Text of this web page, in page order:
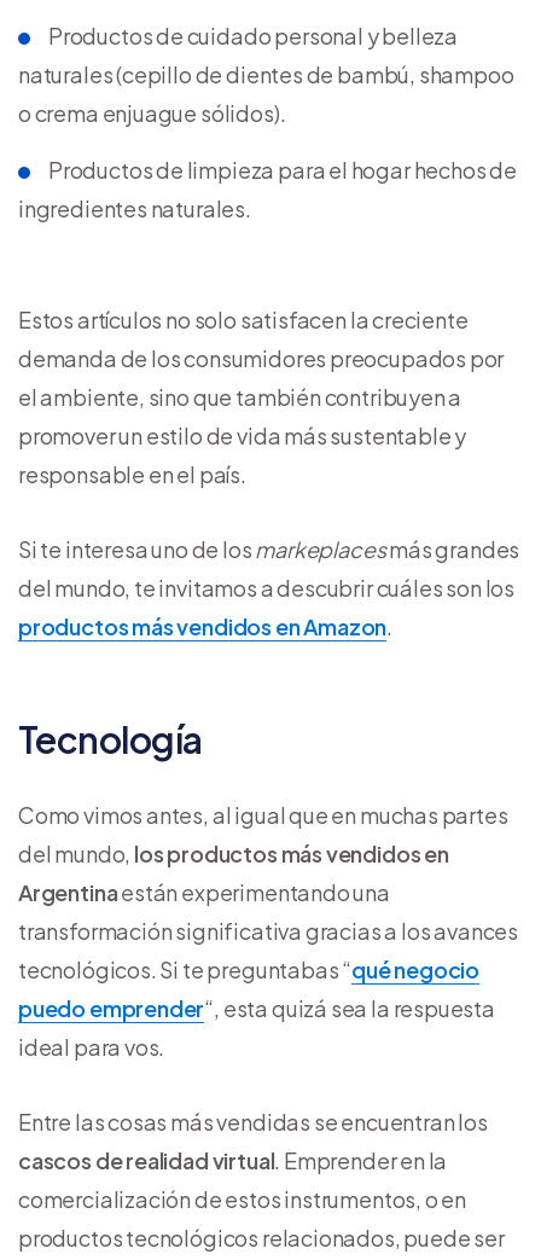
Productos de cuidado personal y belleza
naturales (cepillo de dientes de bambú, shampoo
o crema enjuague sólidos).
Productos de limpieza para el hogar hechos de
ingredientes naturales.
Estos artículos no solo satisfacen la creciente
demanda de los consumidores preocupados por
el ambiente, sino que también contribuyen a
promover un estilo de vida más sustentable y
responsable en el país.
Si te interesa uno de losmarkeplacesmás grandes
del mundo, te invitamos a descubrir cuáles son los
productos más vendidos en Amazon.
Tecnología
Como vimos antes, al igual que en muchas partes
del mundo, los productos más vendidos en
Argentinaestán experimentando una
transformación significativa gracias a los avances
tecnológicos. Si te preguntabas “qué negocio
puedo emprender“, esta quizá sea la respuesta
ideal para vos.
Entre las cosas más vendidas se encuentran los
cascos de realidad virtual. Emprender en la
comercialización de estos instrumentos, o en
productos tecnológicos relacionados, puede ser